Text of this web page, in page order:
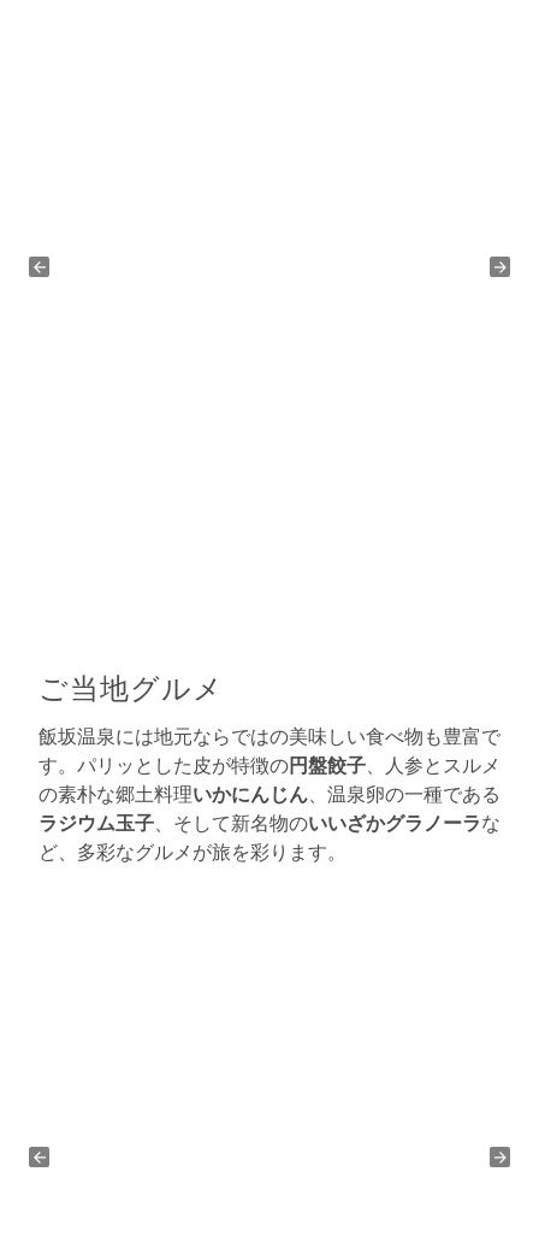
ご当地グルメ
飯坂温泉には地元ならではの美味しい食べ物も豊富で
す。パリッとした皮が特徴の円盤餃子、人参とスルメ
の素朴な郷土料理いかにんじん、温泉卵の一種である
ラジウム玉子、そして新名物のいいざかグラノーラな
ど、多彩なグルメが旅を彩ります。